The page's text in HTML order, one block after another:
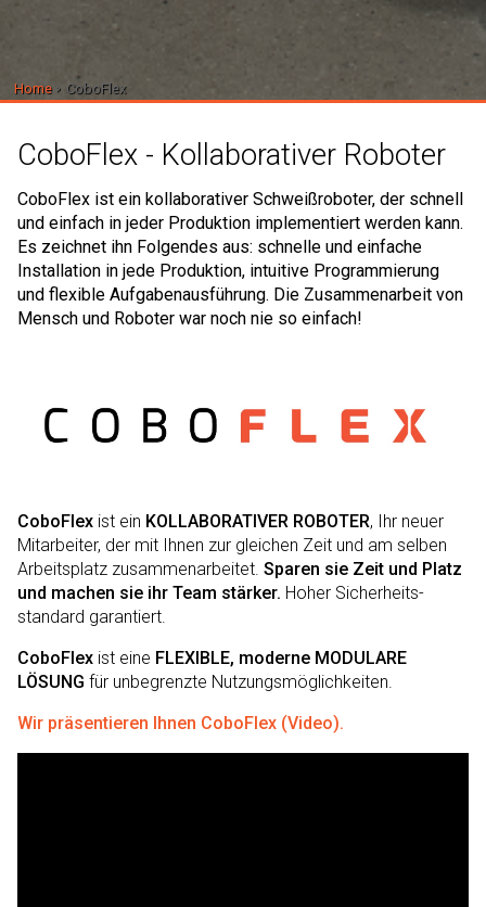
Home CoboFlex
CoboFlex - Kollaborativer Roboter
CoboFlex ist ein kollaborativer Schweißroboter, der schnell
und einfach in jeder Produktion implementiert werden kann.
Es zeichnet ihn Folgendes aus: schnelle und einfache
Installation in jede Produktion, intuitive Programmierung
und flexible Aufgabenausführung. Die Zusammenarbeit von
Mensch und Roboter war noch nie so einfach!
CoboFlex ist ein KOLLABORATIVER ROBOTER, Ihr neuer
Mitarbeiter, der mit Ihnen zur gleichen Zeit und am selben
Arbeitsplatz zusammenarbeitet. Sparen sie Zeit und Platz
und machen sie ihr Team stärker. Hoher Sicherheits­
standard garantiert.
CoboFlex ist eine FLEXIBLE, moderne MODULARE
LÖSUNG für unbegrenzte Nutzungsmöglichkeiten.
Wir präsentieren Ihnen CoboFlex (Video).